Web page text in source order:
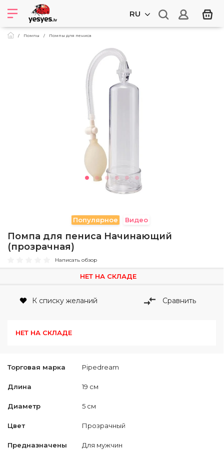
RU
Помпы Помпы для пениса
Популярное Видео
Помпа для пениса Начинающий
(прозрачная)
Написать обзор
Торговая марка Pipedream
Длина 19 см
Диаметр 5 см
Цвет Прозрачный
Предназначены Для мужчин
НЕТ НА СКЛАДЕ
К списку желаний Сравнить
НЕТ НА СКЛАДЕ